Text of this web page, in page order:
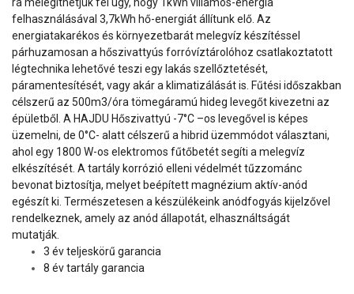
felhasználásával 3,7kWh hő-energiát állítunk elő. Az
energiatakarékos és környezetbarát melegvíz készítéssel
párhuzamosan a hőszivattyús forróvíztárolóhoz csatlakoztatott
légtechnika lehetővé teszi egy lakás szellőztetését,
páramentesítését, vagy akár a klimatizálását is. Fűtési időszakban
célszerű az 500m3/óra tömegáramú hideg levegőt kivezetni az
épületből. A HAJDU Hőszivattyú -7°C –os levegővel is képes
üzemelni, de 0°C- alatt célszerű a hibrid üzemmódot választani,
ahol egy 1800 W-os elektromos fűtőbetét segíti a melegvíz
elkészítését. A tartály korrózió elleni védelmét tűzzománc
bevonat biztosítja, melyet beépített magnézium aktív-anód
egészít ki. Természetesen a készülékeink anódfogyás kijelzővel
rendelkeznek, amely az anód állapotát, elhasználtságát
mutatják.
3 év teljeskörű garancia
8 év tartály garancia